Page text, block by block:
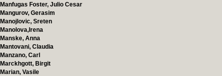
Manfugas Foster, Julio Cesar
Mangurov, Gerasim
Manojlovic, Sreten
Manolova,Irena
Manske, Anna
Mantovani, Claudia
Manzano, Carl
Marckhgott, Birgit
Marian, Vasile